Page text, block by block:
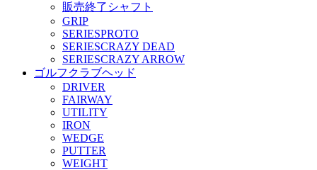
販売終了シャフト
GRIP
SERIESPROTO
SERIESCRAZY DEAD
SERIESCRAZY ARROW
ゴルフクラブヘッド
DRIVER
FAIRWAY
UTILITY
IRON
WEDGE
PUTTER
WEIGHT